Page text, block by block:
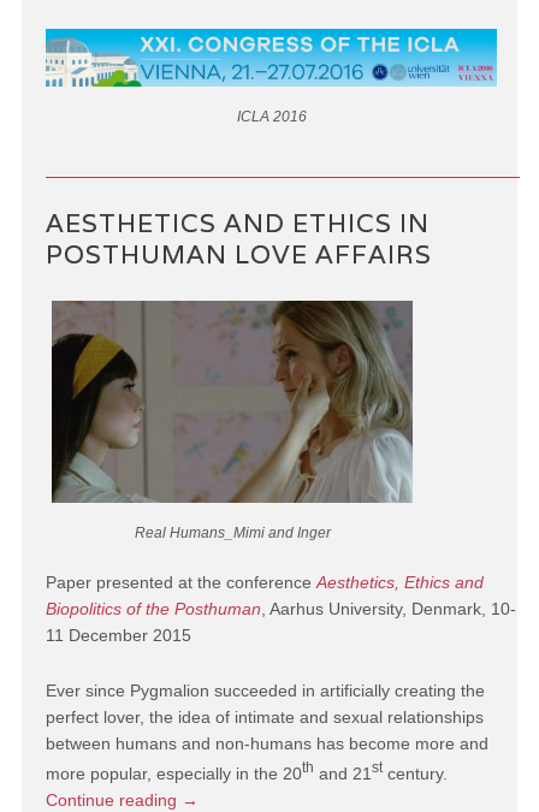
ICLA 2016
AESTHETICS AND ETHICS IN
POSTHUMAN LOVE AFFAIRS
Real Humans_Mimi and Inger
Paper presented at the conferenceAesthetics, Ethics and
Biopolitics of the Posthuman , Aarhus University, Denmark, 10-
11 December 2015
Ever since Pygmalion succeeded in artificially creating the
perfect lover, the idea of intimate and sexual relationships
between humans and non-humans has become more and
more popular, especially in the 20th and 21stcentury.
Continue reading →